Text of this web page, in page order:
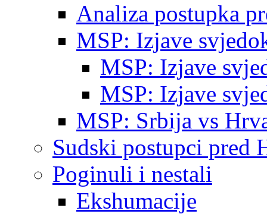
Analiza postupka
MSP: Izjave
MSP: Izjave
MSP: Izjave
MSP: Srbija vs
Sudski postupci pred
Poginuli i nestali
Ekshumacije